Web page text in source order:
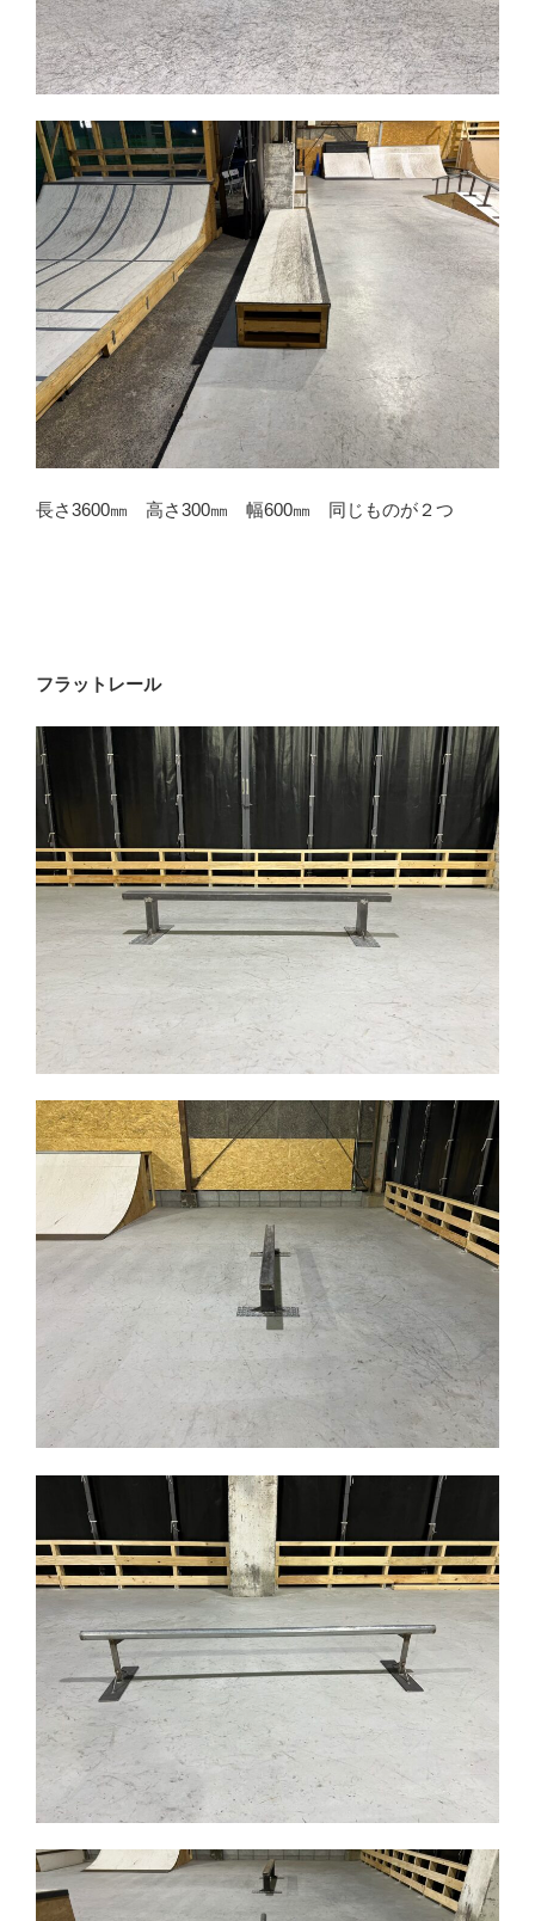
長さ3600㎜ 高さ300㎜ 幅600㎜ 同じものが２つ
フラットレール